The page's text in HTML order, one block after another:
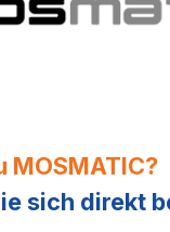
MOSMATIC?
sich direkt